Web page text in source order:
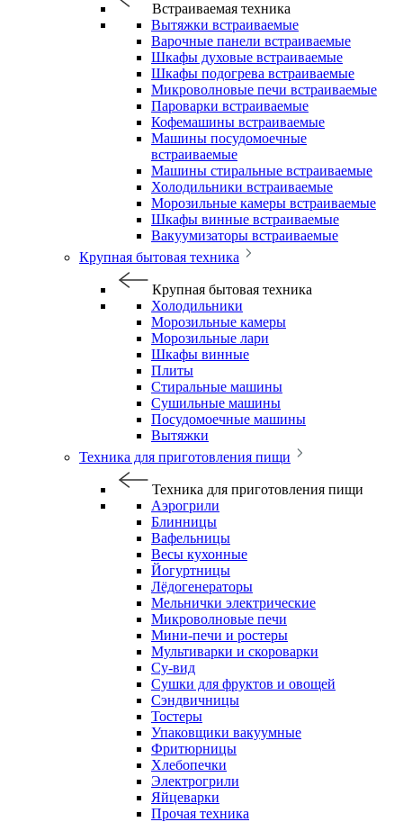
Встраиваемая техника
Вытяжки встраиваемые
Варочные панели встраиваемые
Шкафы духовые встраиваемые
Шкафы подогрева встраиваемые
Микроволновые печи встраиваемые
Пароварки встраиваемые
Кофемашины встраиваемые
Машины посудомоечные
встраиваемые
Машины стиральные встраиваемые
Холодильники встраиваемые
Морозильные камеры встраиваемые
Шкафы винные встраиваемые
Вакуумизаторы встраиваемые
Крупная бытовая техника
Крупная бытовая техника
Холодильники
Морозильные камеры
Морозильные лари
Шкафы винные
Плиты
Стиральные машины
Сушильные машины
Посудомоечные машины
Вытяжки
Техника для приготовления пищи
Техника для приготовления пищи
Аэрогрили
Блинницы
Вафельницы
Весы кухонные
Йогуртницы
Лёдогенераторы
Мельнички электрические
Микроволновые печи
Мини-печи и ростеры
Мультиварки и скороварки
Су-вид
Сушки для фруктов и овощей
Сэндвичницы
Тостеры
Упаковщики вакуумные
Фритюрницы
Хлебопечки
Электрогрили
Яйцеварки
Прочая техника